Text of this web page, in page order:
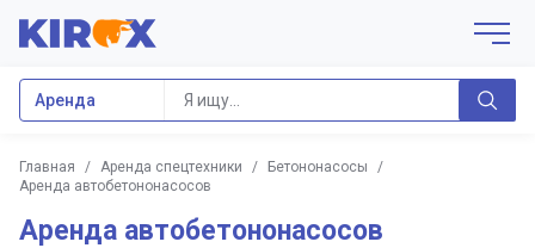
Аренда
Главная / Аренда спецтехники / Бетононасосы
/
Аренда автобетононасосов
Аренда автобетононасосов